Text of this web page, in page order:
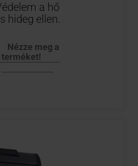
a hő
hideg ellen.
Nézze meg a
terméket!